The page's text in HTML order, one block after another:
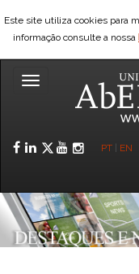
Este site utiliza cookies para
informação consulte a nossa
Toggle
Facebook
LinkedIn
Twitter
PT EN